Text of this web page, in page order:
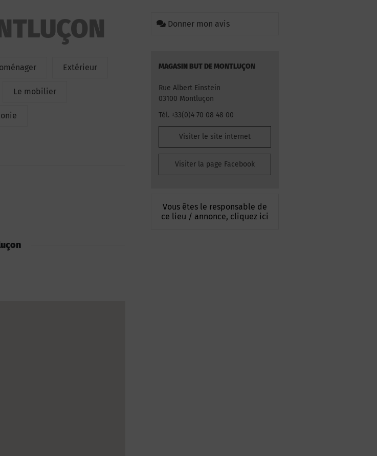
Extérieur
Le mobilier
Donner mon avis
MAGASIN BUT DE MONTLUÇON
Rue Albert Einstein
03100 Montluçon
Tél. +33(0)4 70 08 48 00
Visiter le site internet
Visiter la page Facebook
Vous êtes le responsable de
ce lieu / annonce, cliquez ici